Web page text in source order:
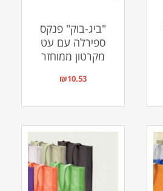
"ביג-בוק" פנקס
ספירלה עם עט
מקרטון ממוחזר
₪10.53